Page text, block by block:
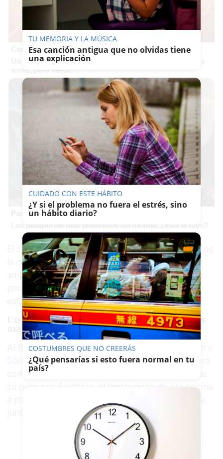
Corepunk MMORPG
Un verdadero MMORPG de la vieja escuela ¡Cómo los de
antes, pero mejor!
Pasaportes que abren puertas
Los pasaportes más poderosos del mundo, ¿está el tuyo?
El cambio más visible en esta nueva etapa es el de
la cocina, que ha sido renovada por completo y
ampliada con toda la instrumentación necesaria
para afrontar el salto cualitativo que persigue el
establecimiento.
Un director gastronómico formado con los
mejores
Al frente de ese proyecto culinario llega
Sánchez Soto, reconocido chef que se incorpora
como director gastronómico del restaurante, tras
su paso por Asidonia, el restaurante de alta cocina
junto a la Catedral de Jerez.
TU MEMORIA Y LA MÚSICA
Esa canción antigua que no olvidas tiene
una explicación
CUIDADO CON ESTE HÁBITO
¿Y si el problema no fuera el estrés, sino
un hábito diario?
COSTUMBRES QUE NO CREERÁS
¿Qué pensarías si esto fuera normal en tu
país?